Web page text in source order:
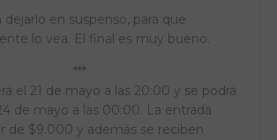
dejarlo en suspenso, para que
lo vea. El final es muy bueno.
***
el 21 de mayo a las 20:00 y se podrá
de mayo a las 00:00. La entrada
de $9.000 y además se reciben